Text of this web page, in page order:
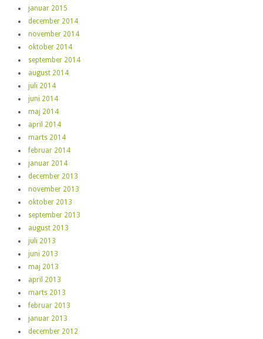
januar 2015
december 2014
november 2014
oktober 2014
september 2014
august 2014
juli 2014
juni 2014
maj 2014
april 2014
marts 2014
februar 2014
januar 2014
december 2013
november 2013
oktober 2013
september 2013
august 2013
juli 2013
juni 2013
maj 2013
april 2013
marts 2013
februar 2013
januar 2013
december 2012